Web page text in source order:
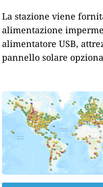
La stazione viene
alimentazione
alimentatore USB,
pannello solare